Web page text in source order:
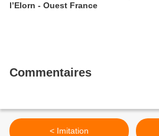
l’Elorn - Ouest France
Commentaires
< Imitation